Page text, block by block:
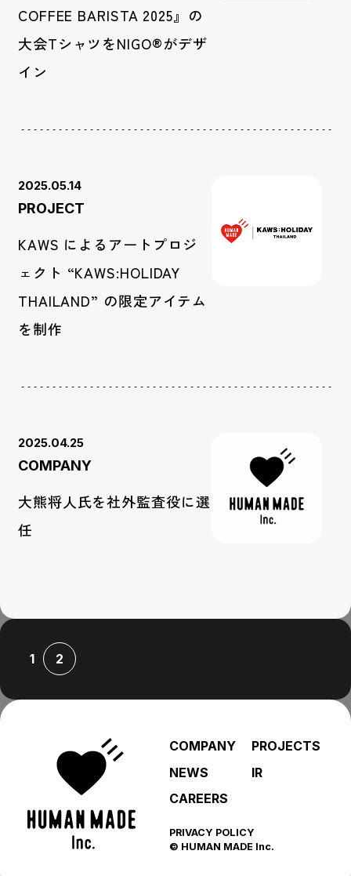
COFFEE BARISTA 2025』の
大会TシャツをNIGO®がデザ
イン
2025.05.14
PROJECT
KAWS によるアートプロジ
ェクト “KAWS:HOLIDAY
THAILAND” の限定アイテム
を制作
2025.04.25
COMPANY
大熊将人氏を社外監査役に選
任
1 2
COMPANY
PROJECTS
NEWS
IR
CAREERS
PRIVACY POLICY
© HUMAN MADE Inc.